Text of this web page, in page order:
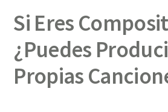
Si Eres
¿Puedes
Propias